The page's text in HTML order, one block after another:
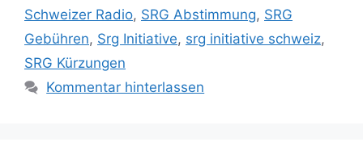
Schweizer Radio, SRG Abstimmung, SRG
Gebühren, Srg Initiative, srg initiative schweiz,
SRG Kürzungen
Kommentar hinterlassen